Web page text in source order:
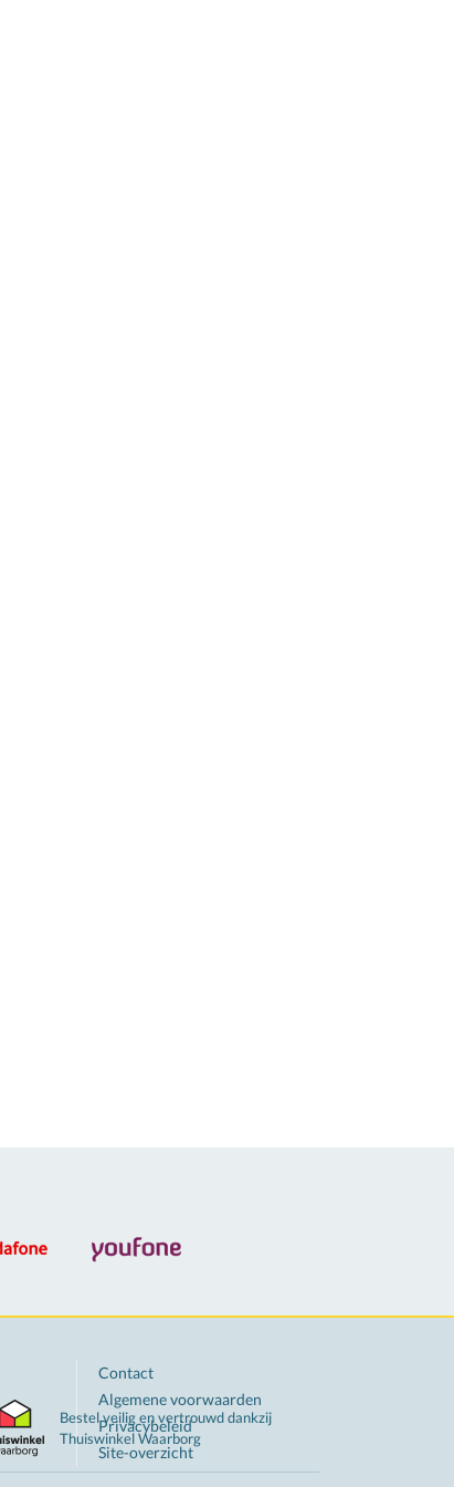
Bestel veilig en vertrouwd dankzij
ThuiswinkelWaarborg
Contact
Algemene voorwaarden
Privacybeleid
Site-overzicht